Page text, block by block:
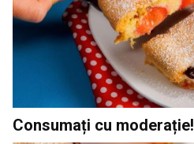
Consumați cu moderație!